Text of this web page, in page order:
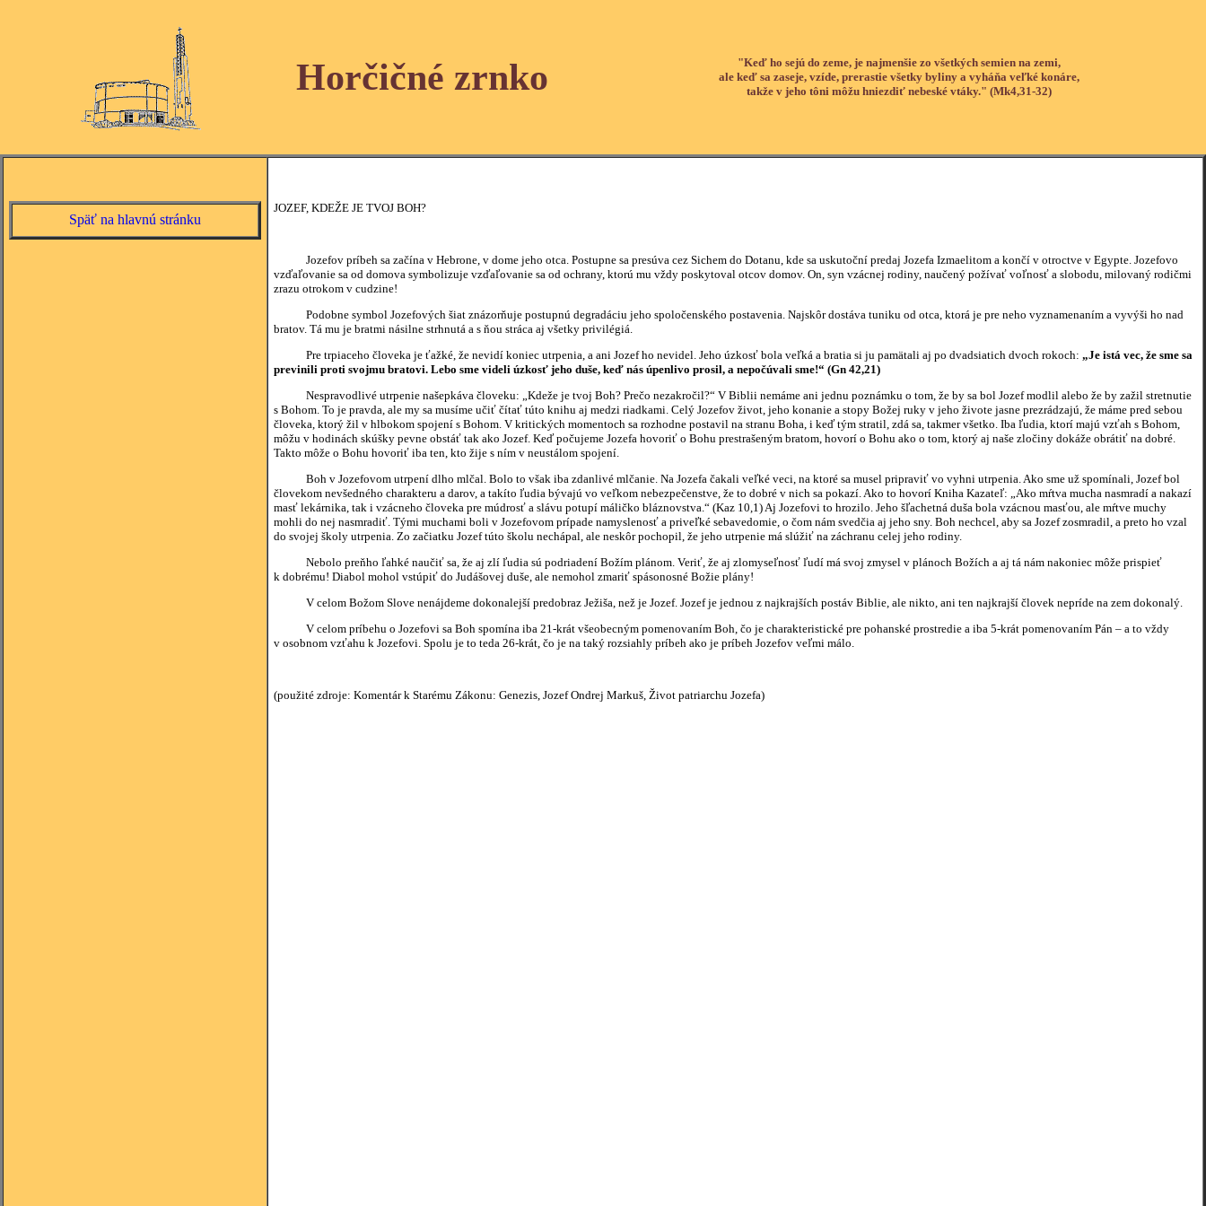
Horčičné zrnko
"Keď ho sejú do zeme, je najmenšie zo všetkých semien na zemi,
ale keď sa zaseje, vzíde, prerastie všetky byliny a vyháňa veľké konáre,
takže v jeho tôni môžu hniezdiť nebeské vtáky." (Mk4,31-32)
Späť na hlavnú stránku
JOZEF, KDEŽE JE TVOJ BOH?
Jozefov príbeh sa začína v Hebrone, v dome jeho otca. Postupne sa presúva cez Sichem do Dotanu, kde sa uskutoční predaj Jozefa Izmaelitom a končí v otroctve v Egypte. Jozefovo
vzďaľovanie sa od domova symbolizuje vzďaľovanie sa od ochrany, ktorú mu vždy poskytoval otcov domov. On, syn vzácnej rodiny, naučený požívať voľnosť a slobodu, milovaný rodičmi
zrazu otrokom v cudzine!
Podobne symbol Jozefových šiat znázorňuje postupnú degradáciu jeho spoločenského postavenia. Najskôr dostáva tuniku od otca, ktorá je pre neho vyznamenaním a vyvýši ho nad
bratov. Tá mu je bratmi násilne strhnutá a s ňou stráca aj všetky privilégiá.
Pre trpiaceho človeka je ťažké, že nevidí koniec utrpenia, a ani Jozef ho nevidel. Jeho úzkosť bola veľká a bratia si ju pamätali aj po dvadsiatich dvoch rokoch: „Je istá vec, že sme sa
previnili proti svojmu bratovi. Lebo sme videli úzkosť jeho duše, keď nás úpenlivo prosil, a nepočúvali sme!“ (Gn 42,21)
Nespravodlivé utrpenie našepkáva človeku: „Kdeže je tvoj Boh? Prečo nezakročil?“ V Biblii nemáme ani jednu poznámku o tom, že by sa bol Jozef modlil alebo že by zažil stretnutie
s Bohom. To je pravda, ale my sa musíme učiť čítať túto knihu aj medzi riadkami. Celý Jozefov život, jeho konanie a stopy Božej ruky v jeho živote jasne prezrádzajú, že máme pred sebou
človeka, ktorý žil v hlbokom spojení s Bohom. V kritických momentoch sa rozhodne postavil na stranu Boha, i keď tým stratil, zdá sa, takmer všetko. Iba ľudia, ktorí majú vzťah s Bohom,
môžu v hodinách skúšky pevne obstáť tak ako Jozef. Keď počujeme Jozefa hovoriť o Bohu prestrašeným bratom, hovorí o Bohu ako o tom, ktorý aj naše zločiny dokáže obrátiť na dobré.
Takto môže o Bohu hovoriť iba ten, kto žije s ním v neustálom spojení.
Boh v Jozefovom utrpení dlho mlčal. Bolo to však iba zdanlivé mlčanie. Na Jozefa čakali veľké veci, na ktoré sa musel pripraviť vo vyhni utrpenia. Ako sme už spomínali, Jozef bol
človekom nevšedného charakteru a darov, a takíto ľudia bývajú vo veľkom nebezpečenstve, že to dobré v nich sa pokazí. Ako to hovorí Kniha Kazateľ: „Ako mŕtva mucha nasmradí a nakazí
masť lekárnika, tak i vzácneho človeka pre múdrosť a slávu potupí máličko bláznovstva.“ (Kaz 10,1) Aj Jozefovi to hrozilo. Jeho šľachetná duša bola vzácnou masťou, ale mŕtve muchy
mohli do nej nasmradiť. Tými muchami boli v Jozefovom prípade namyslenosť a priveľké sebavedomie, o čom nám svedčia aj jeho sny. Boh nechcel, aby sa Jozef zosmradil, a preto ho vzal
do svojej školy utrpenia. Zo začiatku Jozef túto školu nechápal, ale neskôr pochopil, že jeho utrpenie má slúžiť na záchranu celej jeho rodiny.
Nebolo preňho ľahké naučiť sa, že aj zlí ľudia sú podriadení Božím plánom. Veriť, že aj zlomyseľnosť ľudí má svoj zmysel v plánoch Božích a aj tá nám nakoniec môže prispieť
k dobrému! Diabol mohol vstúpiť do Judášovej duše, ale nemohol zmariť spásonosné Božie plány!
V celom Božom Slove nenájdeme dokonalejší predobraz Ježiša, než je Jozef. Jozef je jednou z najkrajších postáv Biblie, ale nikto, ani ten najkrajší človek nepríde na zem dokonalý.
V celom príbehu o Jozefovi sa Boh spomína iba 21-krát všeobecným pomenovaním Boh, čo je charakteristické pre pohanské prostredie a iba 5-krát pomenovaním Pán – a to vždy
v osobnom vzťahu k Jozefovi. Spolu je to teda 26-krát, čo je na taký rozsiahly príbeh ako je príbeh Jozefov veľmi málo.
(použité zdroje: Komentár k Starému Zákonu: Genezis, Jozef Ondrej Markuš, Život patriarchu Jozefa)